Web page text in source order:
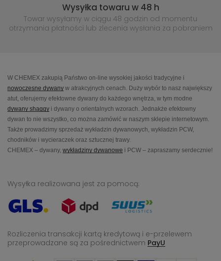
Wysyłka towaru w 48 h
Towar wysyłamy w ciągu 48 godzin od momentu
otrzymania płatności lub zlecenia wysłania za pobraniem
W CHEMEX zakupią Państwo on-line wysokiej jakości tradycyjne i
nowoczesne dywany w atrakcyjnych cenach. Duży wybór to nasz największy
atut, oferujemy efektowne dywany do każdego wnętrza, w tym modne
dywany shaggy i dywany o orientalnych wzorach. Jednakże efektowny
dywan to nie wszystko, co można zamówić w naszym sklepie internetowym.
Także prowadzimy sprzedaż wykładzin dywanowych, wykładzin PCW,
chodników i wycieraczek oraz sztucznej trawy.
CHEMEX – dywany, wykładziny dywanowe i PCW – zapraszamy serdecznie!
Wysyłka realizowana jest za pomocą:
Rozliczenia transakcji kartą kredytową i e-przelewem
przeprowadzane są za pośrednictwem PayU